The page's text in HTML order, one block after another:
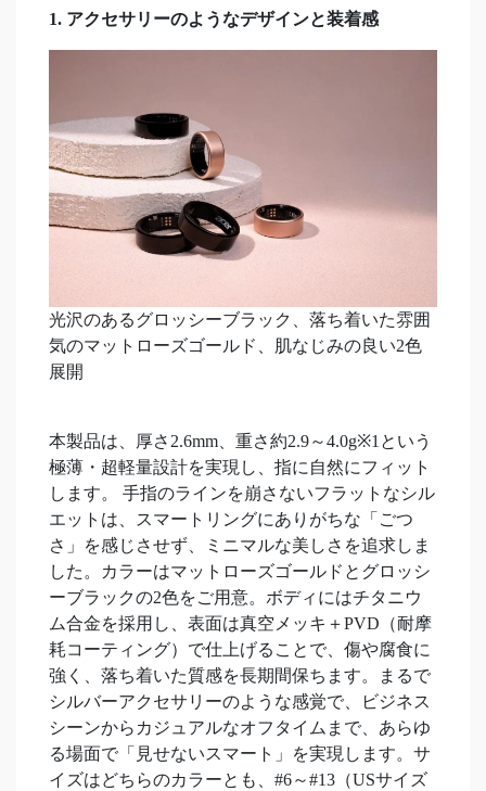
1. アクセサリーのようなデザインと装着感
光沢のあるグロッシーブラック、落ち着いた雰囲
気のマットローズゴールド、肌なじみの良い2色
展開
本製品は、厚さ2.6mm、重さ約2.9～4.0g※1という
極薄・超軽量設計を実現し、指に自然にフィット
します。 手指のラインを崩さないフラットなシル
エットは、スマートリングにありがちな「ごつ
さ」を感じさせず、ミニマルな美しさを追求しま
した。カラーはマットローズゴールドとグロッシ
ーブラックの2色をご用意。ボディにはチタニウ
ム合金を採用し、表面は真空メッキ＋PVD（耐摩
耗コーティング）で仕上げることで、傷や腐食に
強く、落ち着いた質感を長期間保ちます。まるで
シルバーアクセサリーのような感覚で、ビジネス
シーンからカジュアルなオフタイムまで、あらゆ
る場面で「見せないスマート」を実現します。サ
イズはどちらのカラーとも、#6～#13（USサイズ